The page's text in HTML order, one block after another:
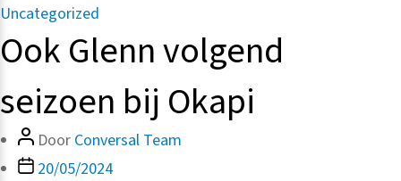
Categorieën
Uncategorized
Ook Glenn volgend
seizoen bij Okapi
Bericht
auteur
Door Conversal Team
Berichtdatum
20/05/2024